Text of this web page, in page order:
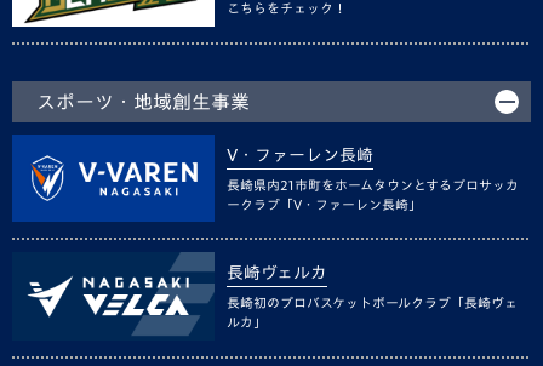
こちらをチェック！
スポーツ・地域創生事業
V・ファーレン長崎
長崎県内21市町をホームタウンとするプロサッカ
ークラブ「V・ファーレン長崎」
長崎ヴェルカ
長崎初のプロバスケットボールクラブ「長崎ヴェ
ルカ」